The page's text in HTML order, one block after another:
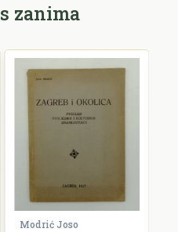
zanima
Modrić Joso